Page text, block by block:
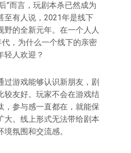
”而言，玩剧本杀已然成为
至有人说，2021年是线下
野的全新元年。在一个人人
代，为什么一个线下的亲密
轻人欢迎？
过游戏能够认识新朋友，剧
较友好。玩家不会在游戏结
，参与感一直都在，就能保
大。线上形式无法带给剧本
氛围和交流感。